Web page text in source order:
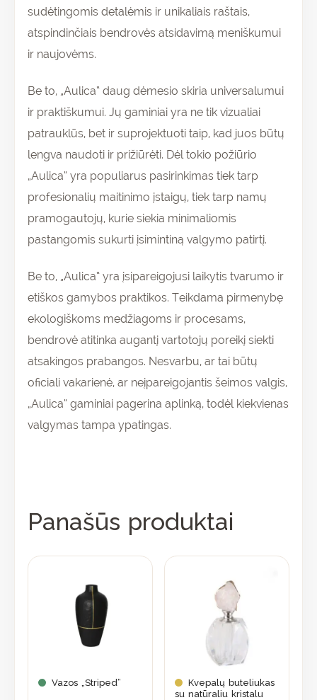
sudėtingomis detalėmis ir unikaliais raštais,
atspindinčiais bendrovės atsidavimą meniškumui
ir naujovėms.
Be to, „Aulica“ daug dėmesio skiria universalumui
ir praktiškumui. Jų gaminiai yra ne tik vizualiai
patrauklūs, bet ir suprojektuoti taip, kad juos būtų
lengva naudoti ir prižiūrėti. Dėl tokio požiūrio
„Aulica“ yra populiarus pasirinkimas tiek tarp
profesionalių maitinimo įstaigų, tiek tarp namų
pramogautojų, kurie siekia minimaliomis
pastangomis sukurti įsimintiną valgymo patirtį.
Be to, „Aulica“ yra įsipareigojusi laikytis tvarumo ir
etiškos gamybos praktikos. Teikdama pirmenybę
ekologiškoms medžiagoms ir procesams,
bendrovė atitinka augantį vartotojų poreikį siekti
atsakingos prabangos. Nesvarbu, ar tai būtų
oficiali vakarienė, ar neįpareigojantis šeimos valgis,
„Aulica“ gaminiai pagerina aplinką, todėl kiekvienas
valgymas tampa ypatingas.
Panašūs produktai
Vazos „Striped”
Kvepalų buteliukas
su natūraliu kristalu